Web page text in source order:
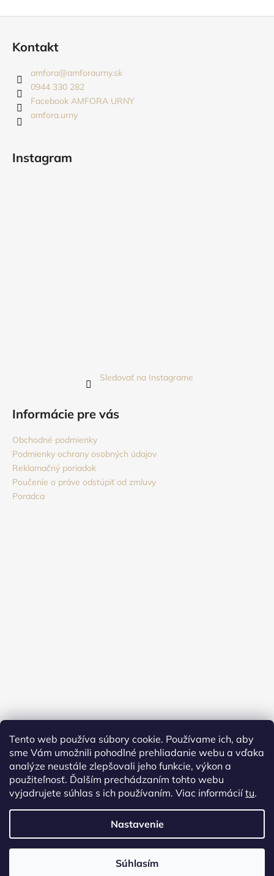
Tento web používa súbory cookie. Používame ich, aby
sme Vám umožnili pohodlné prehliadanie webu a vďaka
analýze neustále zlepšovali jeho funkcie, výkon a
použiteľnosť. Ďalším prechádzaním tohto webu
vyjadrujete súhlas s ich používaním. Viac informáciítu.
Nastavenie
Súhlasím
Kontakt
amfora@amforaurny.sk
0944 330 282
Facebook AMFORA URNY
amfora.urny
Instagram
Sledovať na Instagrame
Informácie pre vás
Obchodné podmienky
Podmienky ochrany osobných údajov
Reklamačný poriadok
Poučenie o práve odstúpiť od zmluvy
Poradca
Copyright 2026AMFORA URNY. Všetky práva vyhradené.
Upraviť nastavenie cookies